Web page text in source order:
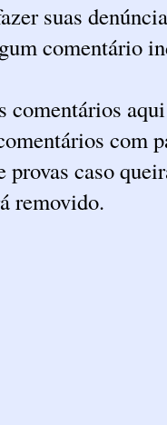
suas
comentário
comentários
com
caso
removido.